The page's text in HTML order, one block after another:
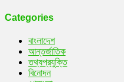
Categories
বাংলাদেশ
আন্তর্জাতিক
তথ্যপ্রযুক্তি
বিনোদন